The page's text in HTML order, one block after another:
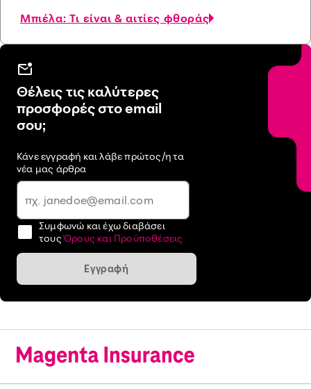
Μπιέλα: Τι είναι & αιτίες φθοράς
Θέλεις τις καλύτερες
προσφορές στο email
σου;
Κάνε εγγραφή και λάβε πρώτος/η τα
νέα μας άρθρα
Συμφωνώ και έχω διαβάσει
τουςΌρους και Προϋποθέσεις
Εγγραφή